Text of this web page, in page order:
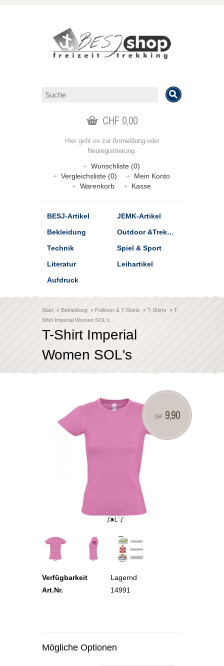
CHF 0,00
Hier geht es zur Anmeldungoder
Neuregistrierung.
Wunschliste (0)
Vergleichsliste (0)
Mein Konto
Warenkorb
Kasse
BESJ-Artikel
JEMK-Artikel
Bekleidung
Outdoor &Trekking
Technik
Spiel & Sport
Literatur
Leihartikel
Aufdruck
Start » Bekleidung » Pullover & T-Shirts » T-Shirts » T-
Shirt Imperial Women SOL's
T-Shirt Imperial
Women SOL's
CHF9,90
Verfügbarkeit
Lagernd
Art.Nr.
14991
Mögliche Optionen